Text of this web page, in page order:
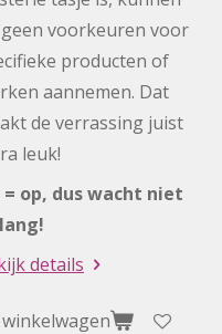
voorkeuren voor
producten of
aannemen. Dat
de verrassing juist
leuk!
= op, dus wacht niet
details